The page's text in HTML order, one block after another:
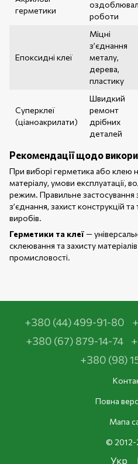
герметики
роботи
Епоксидні клеї
Міцні
з’єднання
металу,
дерева,
пластику
Суперклеї
(ціаноакрилати)
Швидкий
ремонт
дрібних
деталей
Рекомендації щодо
При виборі герметика або клею
матеріалу, умови експлуатації,
режим. Правильне застосування
з’єднання, захист конструкцій
виробів.
Герметики та клеї—
склеювання та захисту
промисловості.
+380 (44) 499-91-80
+380 (67) 879-14-74
+380 (98)
Повна
Мапа
© 2012-
Укр